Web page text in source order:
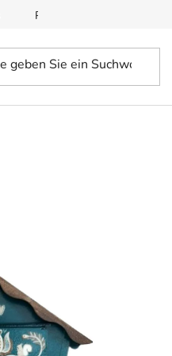
Privacy and data protection